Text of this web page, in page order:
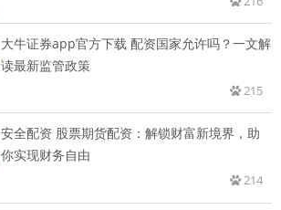
大牛证券app官方下载 配资国家允许吗？一文解
读最新监管政策
215
安全配资 股票期货配资：解锁财富新境界，助
你实现财务自由
214